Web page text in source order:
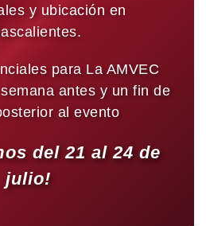
y ubicación en
para La AMVEC
antes y un fin de
al evento
del 21 al 24 de
julio!